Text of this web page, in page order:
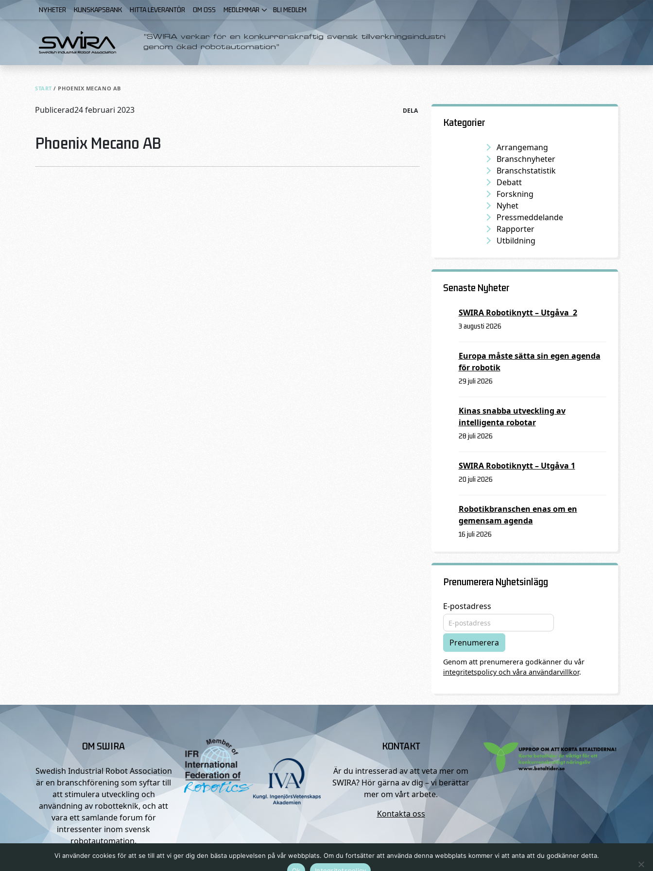
Skip to content
NYHETER KUNSKAPSBANK HITTA LEVERANTÖR OM OSS MEDLEMMAR BLI MEDLEM
”SWIRA verkar för en konkurrenskraftig svensk tillverkningsindustri
genom ökad robotautomation”
START / PHOENIX MECANO AB
Publicerad24 februari 2023 DELA
Phoenix Mecano AB
Kategorier
Arrangemang
Branschnyheter
Branschstatistik
Debatt
Forskning
Nyhet
Pressmeddelande
Rapporter
Utbildning
Senaste Nyheter
SWIRA Robotiknytt – Utgåva 2
3 augusti 2026
Europa måste sätta sin egen agenda
för robotik
29 juli 2026
Kinas snabba utveckling av
intelligenta robotar
28 juli 2026
SWIRA Robotiknytt – Utgåva 1
20 juli 2026
Robotikbranschen enas om en
gemensam agenda
16 juli 2026
Prenumerera Nyhetsinlägg
E-postadress
Genom att prenumerera godkänner du vår
integritetspolicy och våra användarvillkor.
OM SWIRA
Swedish Industrial Robot Association
är en branschförening som syftar till
att stimulera utveckling och
användning av robotteknik, och att
vara ett samlande forum för
intressenter inom svensk
robotautomation.
KONTAKT
Är du intresserad av att veta mer om
SWIRA? Hör gärna av dig – vi berättar
mer om vårt arbete.
Kontakta oss
Vi använder cookies för att se till att vi ger dig den bästa upplevelsen på vår webbplats. Om du fortsätter att använda denna webbplats kommer vi att anta att du godkänner detta.